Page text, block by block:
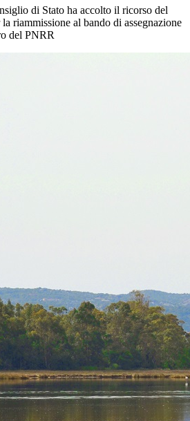
di Stato ha accolto il ricorso del
riammissione al bando di assegnazione
del PNRR